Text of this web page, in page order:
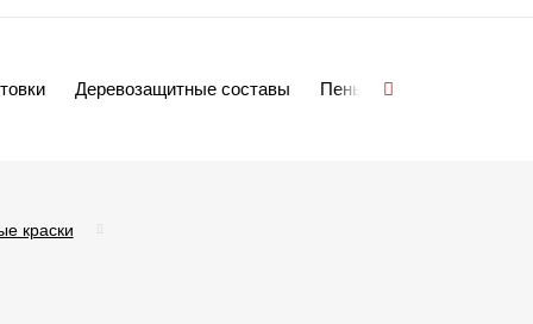
Деревозащитные составы Пены
краски